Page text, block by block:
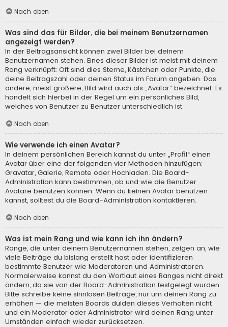
Nach oben
Was sind das für Bilder, die bei meinem Benutzernamen
angezeigt werden?
In der Beitragsansicht können zwei Bilder bei deinem
Benutzernamen stehen. Eines dieser Bilder ist meist mit deinem
Rang verknüpft: Oft sind dies Sterne, Kästchen oder Punkte, die
deine Beitragszahl oder deinen Status im Forum angeben. Das
andere, meist größere, Bild wird auch als „Avatar“ bezeichnet. Es
handelt sich hierbei in der Regel um ein persönliches Bild,
welches von Benutzer zu Benutzer unterschiedlich ist.
Nach oben
Wie verwende ich einen Avatar?
In deinem persönlichen Bereich kannst du unter „Profil“ einen
Avatar über eine der folgenden vier Methoden hinzufügen:
Gravatar, Galerie, Remote oder Hochladen. Die Board-
Administration kann bestimmen, ob und wie die Benutzer
Avatare benutzen können. Wenn du keinen Avatar benutzen
kannst, solltest du die Board-Administration kontaktieren.
Nach oben
Was ist mein Rang und wie kann ich ihn ändern?
Ränge, die unter deinem Benutzernamen stehen, zeigen an, wie
viele Beiträge du bislang erstellt hast oder identifizieren
bestimmte Benutzer wie Moderatoren und Administratoren.
Normalerweise kannst du den Wortlaut eines Ranges nicht direkt
ändern, da sie von der Board-Administration festgelegt wurden.
Bitte schreibe keine sinnlosen Beiträge, nur um deinen Rang zu
erhöhen — die meisten Boards dulden dieses Verhalten nicht
und ein Moderator oder Administrator wird deinen Rang unter
Umständen einfach wieder zurücksetzen.